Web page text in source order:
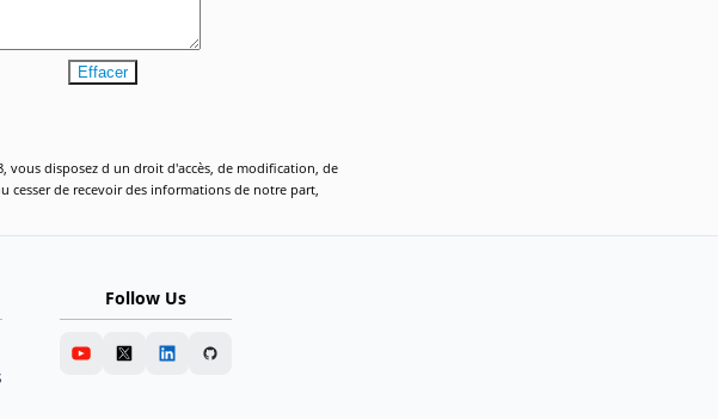
Effacer
vous disposez d un droit d'accès, de modification, de
cesser de recevoir des informations de notre part,
Follow Us